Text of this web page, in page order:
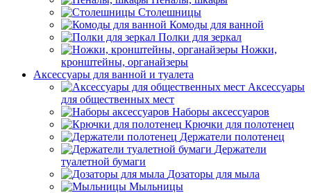
Столешницы
Комоды для ванной
Полки для зеркал
Ножки,
кронштейны, органайзеры
Аксессуары для ванной и туалета
Аксессуары
для общественных мест
Наборы аксессуаров
Крючки для полотенец
Держатели полотенец
Держатели
туалетной бумаги
Дозаторы для мыла
Мыльницы